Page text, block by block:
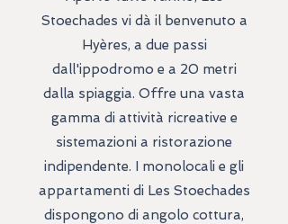
Stoechades vi dà il benvenuto a
Hyères, a due passi
dall'ippodromo e a 20 metri
dalla spiaggia. Offre una vasta
gamma di attività ricreative e
sistemazioni a ristorazione
indipendente. I monolocali e gli
appartamenti di Les Stoechades
dispongono di angolo cottura,